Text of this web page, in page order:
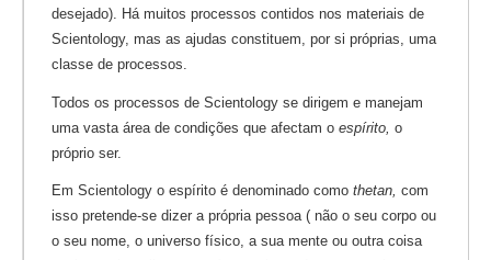
desejado). Há muitos processos contidos nos materiais de
Scientology, mas as ajudas constituem, por si próprias, uma
classe de processos.
Todos os processos de Scientology se dirigem e manejam
uma vasta área de condições que afectam o espírito, o
próprio ser.
Em Scientology o espírito é denominado como thetan, com
isso pretende-se dizer a própria pessoa ( não o seu corpo ou
o seu nome, o universo físico, a sua mente ou outra coisa